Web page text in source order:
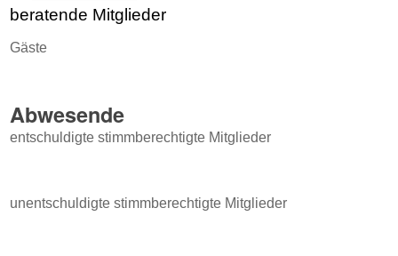
beratende Mitglieder
Gäste
Abwesende
entschuldigte stimmberechtigte Mitglieder
unentschuldigte stimmberechtigte Mitglieder